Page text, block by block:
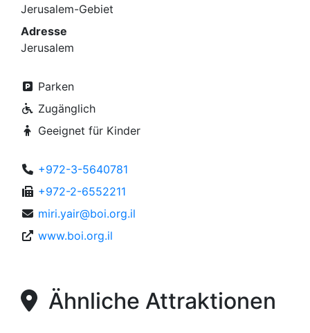
Jerusalem-Gebiet
Adresse
Jerusalem
Parken
Zugänglich
Geeignet für Kinder
+972-3-5640781
+972-2-6552211
miri.yair@boi.org.il
www.boi.org.il
Ähnliche Attraktionen